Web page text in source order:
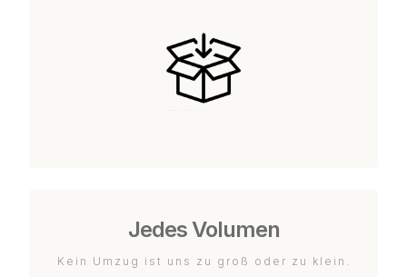
Jedes Volumen
Kein Umzug ist uns zu groß oder zu klein.